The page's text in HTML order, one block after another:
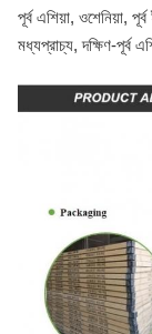
পূর্ব এশিয়া, ওশেনিয়া,
মধ্যপ্রাচ্য, দক্ষিণ-পূর্ব